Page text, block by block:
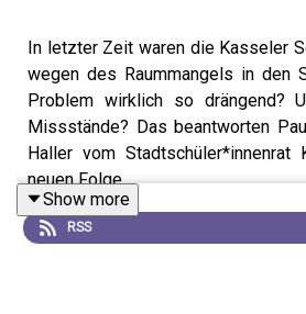
In letzter Zeit waren die Kasseler
wegen des Raummangels in den
Problem wirklich so drängend?
Missstände? Das beantworten
Haller vom Stadtschüler*innenrat
neuen Folge.
Sie gehen auch darauf ein,
Corona-Pandemie immer noch auf
Show more
RSS